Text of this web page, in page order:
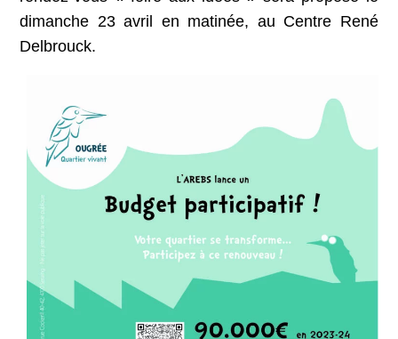
dimanche 23 avril en matinée, au Centre René
Delbrouck.